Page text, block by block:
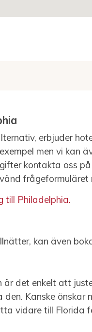
erbjuder
men vi kan
kontakta oss
frågeformuläret
till Philadelphia.
kan även
är det enkelt att
Kanske önskar
vidare till Florida